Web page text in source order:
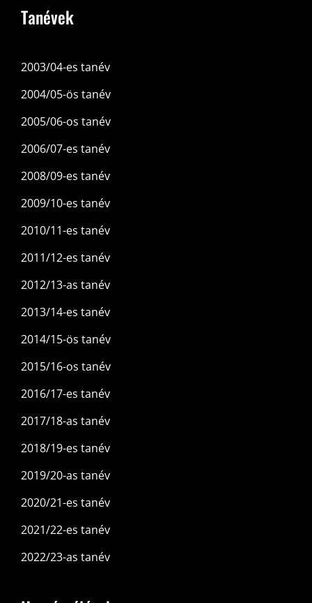
Tanévek
2003/04-es tanév
2004/05-ös tanév
2005/06-os tanév
2006/07-es tanév
2008/09-es tanév
2009/10-es tanév
2010/11-es tanév
2011/12-es tanév
2012/13-as tanév
2013/14-es tanév
2014/15-ös tanév
2015/16-os tanév
2016/17-es tanév
2017/18-as tanév
2018/19-es tanév
2019/20-as tanév
2020/21-es tanév
2021/22-es tanév
2022/23-as tanév